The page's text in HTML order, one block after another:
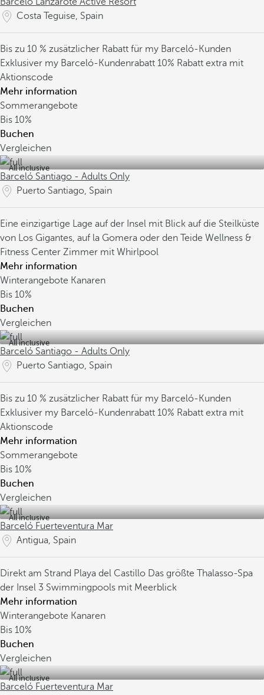
Costa Teguise, Spain
Bis zu 10 % zusätzlicher Rabatt für my Barceló-Kunden
Exklusiver my Barceló-Kundenrabatt 10% Rabatt extra mit
Aktionscode
Mehr information
Sommerangebote
Bis 10%
Buchen
Vergleichen
All inclusive
Barceló Santiago - Adults Only
Puerto Santiago, Spain
Eine einzigartige Lage auf der Insel mit Blick auf die Steilküste
von Los Gigantes, auf la Gomera oder den Teide Wellness &
Fitness Center Zimmer mit Whirlpool
Mehr information
Winterangebote Kanaren
Bis 10%
Buchen
Vergleichen
All inclusive
Barceló Santiago - Adults Only
Puerto Santiago, Spain
Bis zu 10 % zusätzlicher Rabatt für my Barceló-Kunden
Exklusiver my Barceló-Kundenrabatt 10% Rabatt extra mit
Aktionscode
Mehr information
Sommerangebote
Bis 10%
Buchen
Vergleichen
All inclusive
Barceló Fuerteventura Mar
Antigua, Spain
Direkt am Strand Playa del Castillo Das größte Thalasso-Spa
der Insel 3 Swimmingpools mit Meerblick
Mehr information
Winterangebote Kanaren
Bis 10%
Buchen
Vergleichen
All inclusive
Barceló Fuerteventura Mar